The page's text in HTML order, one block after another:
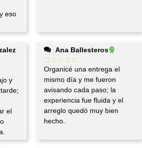
eso
y
el
Ana Ballesteros
Organicé una entrega el
mismo día y me fueron
avisando cada paso; la
experiencia fue fluida y el
arreglo quedó muy bien
hecho.